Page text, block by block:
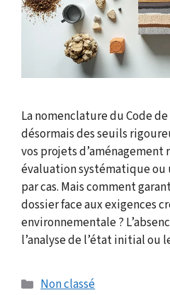
La nomenclature du Code
désormais des seuils
vos projets
évaluation systématique ou
par cas. Mais comment
dossier face aux exigences
environnementale ?
l’analyse de l’état initial ou
Catégories
Non classé